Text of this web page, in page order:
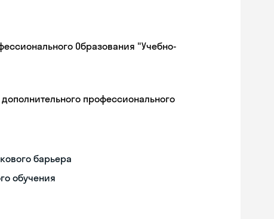
Образования "Учебно-
профессионального
барьера
обучения